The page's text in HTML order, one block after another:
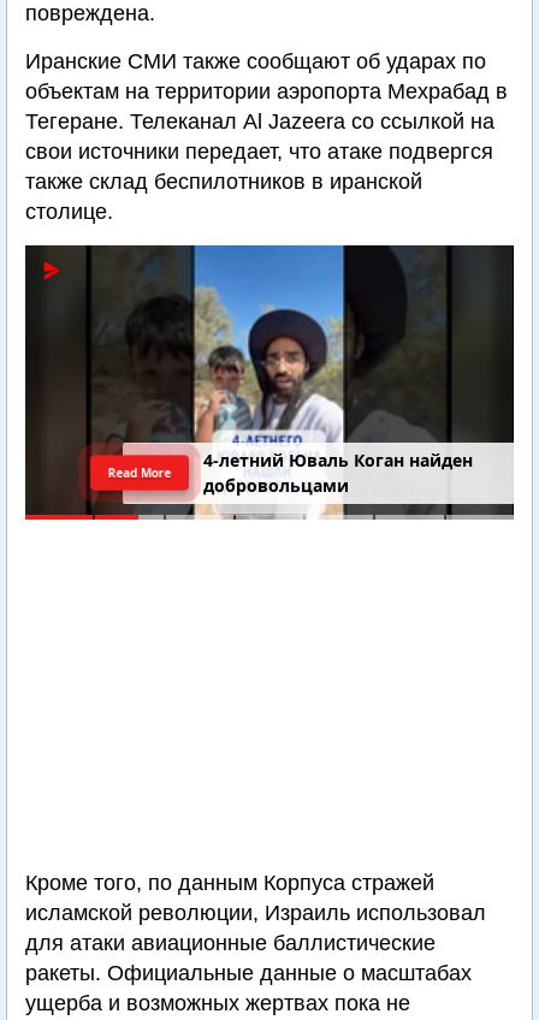
повреждена.
Иранские СМИ также сообщают об ударах по
объектам на территории аэропорта Мехрабад в
Тегеране. Телеканал Al Jazeera со ссылкой на
свои источники передает, что атаке подвергся
также склад беспилотников в иранской
столице.
4-летний Юваль Коган найден
добровольцами
Read More
Кроме того, по данным Корпуса стражей
исламской революции, Израиль использовал
для атаки авиационные баллистические
ракеты. Официальные данные о масштабах
ущерба и возможных жертвах пока не